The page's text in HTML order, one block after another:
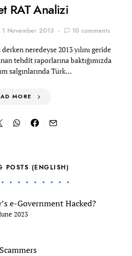
RAT Analizi
1 November 2013 10 comments
neredeyse 2013 yılını geride
tehdit raporlarına baktığımızda
salgınlarında Türk…
MORE
POSTS (ENGLISH)
e-Government Hacked?
2023